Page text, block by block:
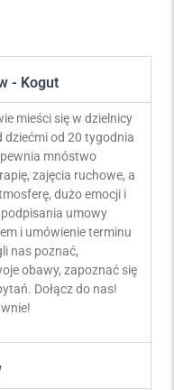
- Kogut
mieści się w dzielnicy
dziećmi od 20 tygodnia
mnóstwo
zajęcia ruchowe, a
dużo emocji i
umowy
i umówienie terminu
nas poznać,
obawy, zapoznać się
Dołącz do nas!